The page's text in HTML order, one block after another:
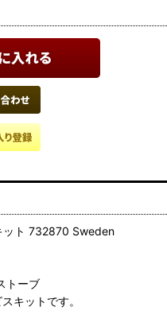
ット 732870 Sweden
トーブ
キットです。